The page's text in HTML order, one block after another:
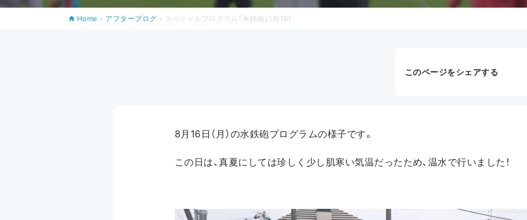
Home » アフターブログ » スペシャルプログラム「水鉄砲」（8/16）
このページをシェアする
8月16日（月）の水鉄砲プログラムの様子です。
この日は、真夏にしては珍しく少し肌寒い気温だったため、温水で行いました！